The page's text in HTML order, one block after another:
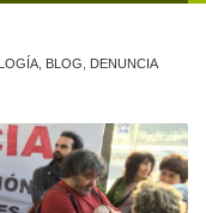
BLOG DENUNCIA